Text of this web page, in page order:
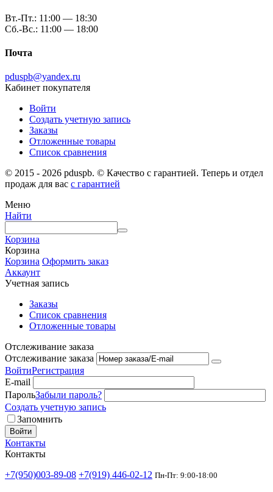
Вт.-Пт.: 11:00 — 18:30
Сб.-Вс.: 11:00 — 18:00
Почта
pduspb@yandex.ru
Кабинет покупателя
Войти
Создать учетную запись
Заказы
Отложенные товары
Список сравнения
© 2015 - 2026 pduspb. © Качество с гарантией. Теперь и отдел
продаж для вас с гарантией
Меню
Найти
Корзина
Корзина
Корзина Оформить заказ
Аккаунт
Учетная запись
Заказы
Список сравнения
Отложенные товары
Отслеживание заказа
Отслеживание заказа
ВойтиРегистрация
E-mail
ПарольЗабыли пароль?
Создать учетную запись
Запомнить
Войти
Контакты
Контакты
+7(950)003-89-08 +7(919) 446-02-12 Пн-Пт: 9:00-18:00